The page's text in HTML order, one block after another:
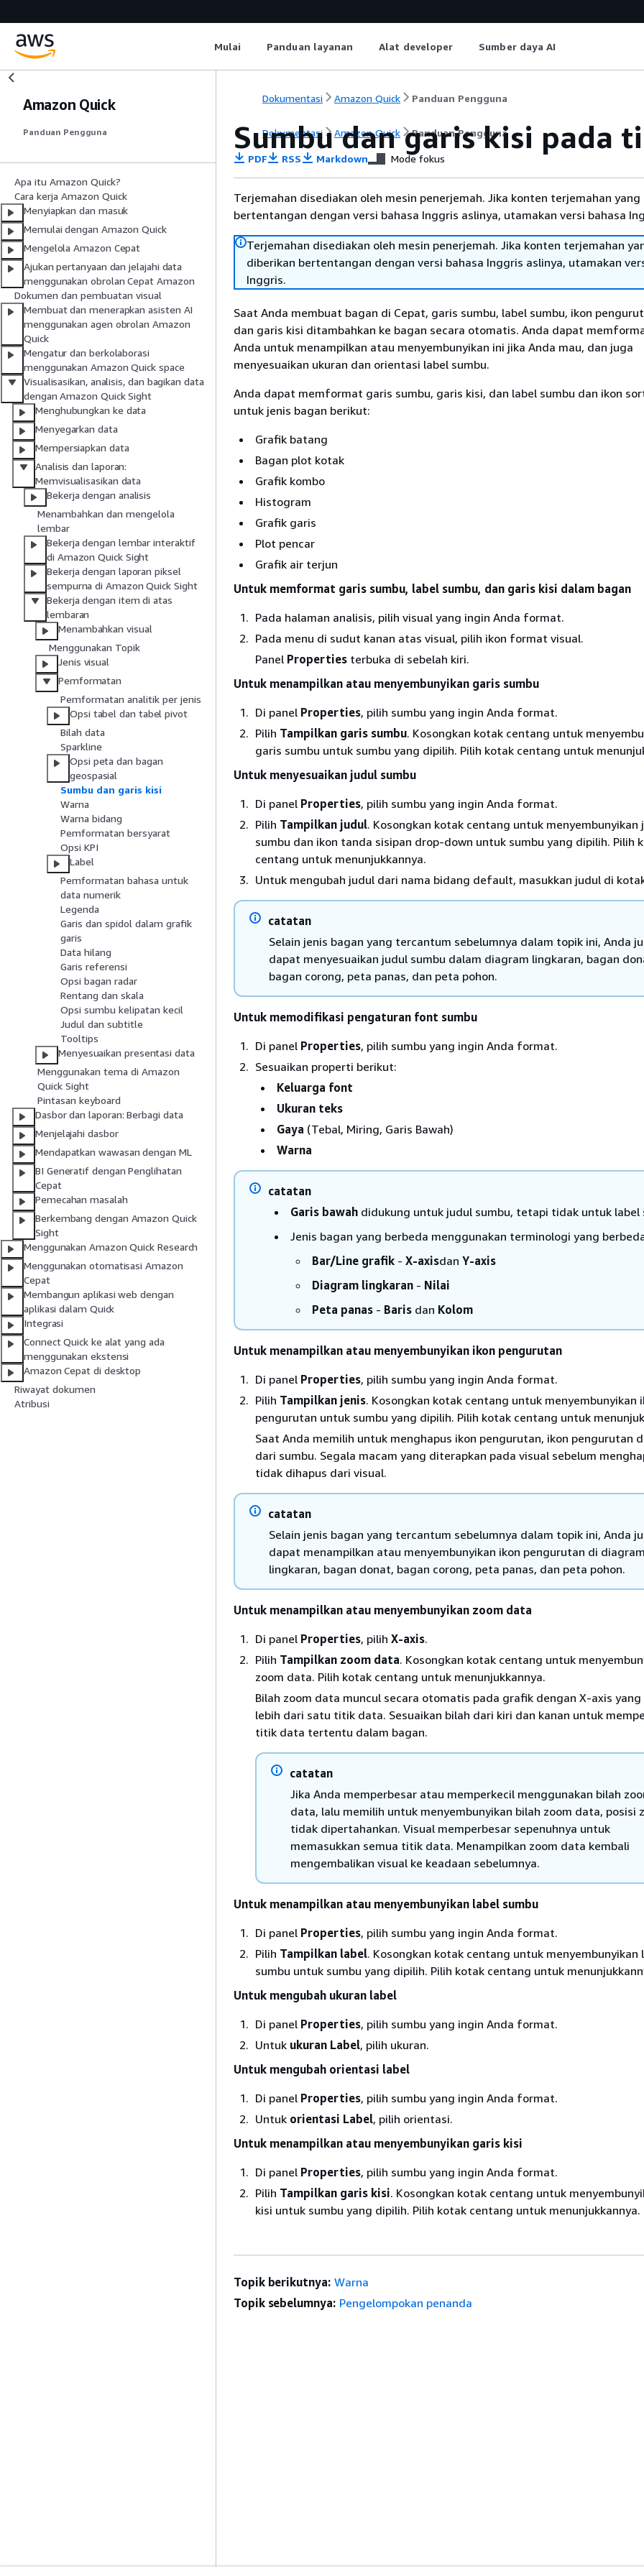
Mulai Panduan layanan Alat developer Sumber daya AI
Amazon Quick
Panduan Pengguna
Apa itu Amazon Quick?
Cara kerja Amazon Quick
Menyiapkan dan masuk
Memulai dengan Amazon Quick
Mengelola Amazon Cepat
Ajukan pertanyaan dan jelajahi data
menggunakan obrolan Cepat Amazon
Dokumen dan pembuatan visual
Membuat dan menerapkan asisten AI
menggunakan agen obrolan Amazon
Quick
Mengatur dan berkolaborasi
menggunakan Amazon Quick space
Visualisasikan, analisis, dan bagikan data
dengan Amazon Quick Sight
Menghubungkan ke data
Menyegarkan data
Mempersiapkan data
Analisis dan laporan:
Memvisualisasikan data
Bekerja dengan analisis
Menambahkan dan mengelola
lembar
Bekerja dengan lembar interaktif
di Amazon Quick Sight
Bekerja dengan laporan piksel
sempurna di Amazon Quick Sight
Bekerja dengan item di atas
lembaran
Menambahkan visual
Menggunakan Topik
Jenis visual
Pemformatan
Pemformatan analitik per jenis
Opsi tabel dan tabel pivot
Bilah data
Sparkline
Opsi peta dan bagan
geospasial
Sumbu dan garis kisi
Warna
Warna bidang
Pemformatan bersyarat
Opsi KPI
Label
Pemformatan bahasa untuk
data numerik
Legenda
Garis dan spidol dalam grafik
garis
Data hilang
Garis referensi
Opsi bagan radar
Rentang dan skala
Opsi sumbu kelipatan kecil
Judul dan subtitle
Tooltips
Menyesuaikan presentasi data
Menggunakan tema di Amazon
Quick Sight
Pintasan keyboard
Dasbor dan laporan: Berbagi data
Menjelajahi dasbor
Mendapatkan wawasan dengan ML
BI Generatif dengan Penglihatan
Cepat
Pemecahan masalah
Berkembang dengan Amazon Quick
Sight
Menggunakan Amazon Quick Research
Menggunakan otomatisasi Amazon
Cepat
Membangun aplikasi web dengan
aplikasi dalam Quick
Integrasi
Connect Quick ke alat yang ada
menggunakan ekstensi
Amazon Cepat di desktop
Riwayat dokumen
Atribusi
Dokumentasi Amazon Quick Panduan Pengguna
Dokumentasi Amazon Quick Panduan Pengguna
Sumbu dan garis kisi pada
PDF RSS Markdown Mode fokus
Terjemahan disediakan oleh mesin penerjemah. Jika konten terjemahan yang
bertentangan dengan versi bahasa Inggris aslinya, utamakan versi bahasa
Terjemahan disediakan oleh mesin penerjemah. Jika konten terjemahan
diberikan bertentangan dengan versi bahasa Inggris aslinya, utamakan
Inggris.
Saat Anda membuat bagan di Cepat, garis sumbu, label sumbu, ikon
dan garis kisi ditambahkan ke bagan secara otomatis. Anda dapat
Anda untuk menampilkan atau menyembunyikan ini jika Anda mau, dan juga
menyesuaikan ukuran dan orientasi label sumbu.
Anda dapat memformat garis sumbu, garis kisi, dan label sumbu dan ikon
untuk jenis bagan berikut:
Grafik batang
Bagan plot kotak
Grafik kombo
Histogram
Grafik garis
Plot pencar
Grafik air terjun
Untuk memformat garis sumbu, label sumbu, dan garis kisi dalam bagan
Pada halaman analisis, pilih visual yang ingin Anda format.
Pada menu di sudut kanan atas visual, pilih ikon format visual.
Panel Properties terbuka di sebelah kiri.
Untuk menampilkan atau menyembunyikan garis sumbu
Di panel Properties, pilih sumbu yang ingin Anda format.
Pilih Tampilkan garis sumbu. Kosongkan kotak centang untuk
garis sumbu untuk sumbu yang dipilih. Pilih kotak centang untuk
Untuk menyesuaikan judul sumbu
Di panel Properties, pilih sumbu yang ingin Anda format.
Pilih Tampilkan judul. Kosongkan kotak centang untuk menyembunyikan
sumbu dan ikon tanda sisipan drop-down untuk sumbu yang dipilih. Pilih
centang untuk menunjukkannya.
Untuk mengubah judul dari nama bidang default, masukkan judul di
catatan
Selain jenis bagan yang tercantum sebelumnya dalam topik ini, Anda
dapat menyesuaikan judul sumbu dalam diagram lingkaran, bagan
bagan corong, peta panas, dan peta pohon.
Untuk memodifikasi pengaturan font sumbu
Di panel Properties, pilih sumbu yang ingin Anda format.
Sesuaikan properti berikut:
Keluarga font
Ukuran teks
Gaya (Tebal, Miring, Garis Bawah)
Warna
catatan
Garis bawah didukung untuk judul sumbu, tetapi tidak untuk label
Jenis bagan yang berbeda menggunakan terminologi yang
Bar/Line grafik - X-axisdan Y-axis
Diagram lingkaran - Nilai
Peta panas - Baris dan Kolom
Untuk menampilkan atau menyembunyikan ikon pengurutan
Di panel Properties, pilih sumbu yang ingin Anda format.
Pilih Tampilkan jenis. Kosongkan kotak centang untuk menyembunyikan
pengurutan untuk sumbu yang dipilih. Pilih kotak centang untuk
Saat Anda memilih untuk menghapus ikon pengurutan, ikon pengurutan
dari sumbu. Segala macam yang diterapkan pada visual sebelum
tidak dihapus dari visual.
catatan
Selain jenis bagan yang tercantum sebelumnya dalam topik ini, Anda
dapat menampilkan atau menyembunyikan ikon pengurutan di diagram
lingkaran, bagan donat, bagan corong, peta panas, dan peta pohon.
Untuk menampilkan atau menyembunyikan zoom data
Di panel Properties, pilih X-axis.
Pilih Tampilkan zoom data. Kosongkan kotak centang untuk
zoom data. Pilih kotak centang untuk menunjukkannya.
Bilah zoom data muncul secara otomatis pada grafik dengan X-axis yang
lebih dari satu titik data. Sesuaikan bilah dari kiri dan kanan untuk
titik data tertentu dalam bagan.
catatan
Jika Anda memperbesar atau memperkecil menggunakan bilah
data, lalu memilih untuk menyembunyikan bilah zoom data, posisi
tidak dipertahankan. Visual memperbesar sepenuhnya untuk
memasukkan semua titik data. Menampilkan zoom data kembali
mengembalikan visual ke keadaan sebelumnya.
Untuk menampilkan atau menyembunyikan label sumbu
Di panel Properties, pilih sumbu yang ingin Anda format.
Pilih Tampilkan label. Kosongkan kotak centang untuk menyembunyikan
sumbu untuk sumbu yang dipilih. Pilih kotak centang untuk
Untuk mengubah ukuran label
Di panel Properties, pilih sumbu yang ingin Anda format.
Untuk ukuran Label, pilih ukuran.
Untuk mengubah orientasi label
Di panel Properties, pilih sumbu yang ingin Anda format.
Untuk orientasi Label, pilih orientasi.
Untuk menampilkan atau menyembunyikan garis kisi
Di panel Properties, pilih sumbu yang ingin Anda format.
Pilih Tampilkan garis kisi. Kosongkan kotak centang untuk
kisi untuk sumbu yang dipilih. Pilih kotak centang untuk menunjukkannya.
Topik berikutnya: Warna
Topik sebelumnya: Pengelompokan penanda